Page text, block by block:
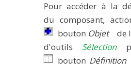
Pour accéder à la
du composant,
bouton Objet
de
d'outils Sélection
bouton Définition